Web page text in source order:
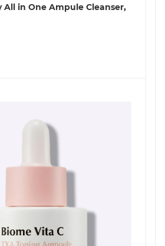
All in One Ampule Cleanser,